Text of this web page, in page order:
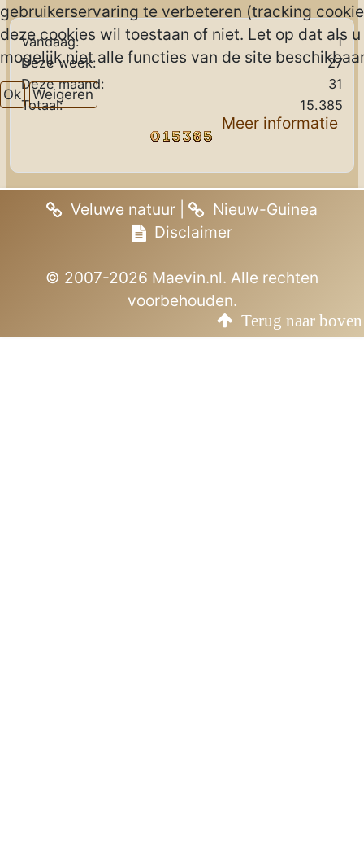
Vandaag:
1
Deze week:
27
Deze maand:
31
Totaal:
15.385
Veluwe natuur
Nieuw-Guinea
Disclaimer
© 2007-2026 Maevin.nl. Alle rechten
voorbehouden.
Terug naar boven
gebruikerservaring te verbeteren (tracking
deze cookies wil toestaan of niet. Let op dat als
mogelijk niet alle functies van de site
Ok Weigeren
Meer informatie